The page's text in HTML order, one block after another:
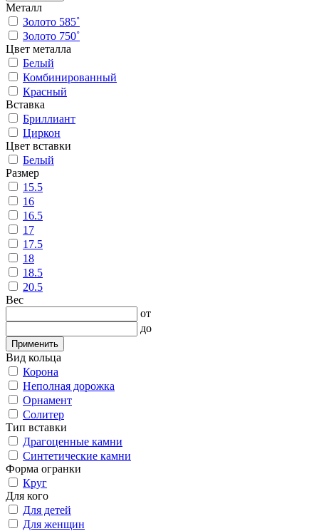
Металл
Золото 585˚
Золото 750˚
Цвет металла
Белый
Комбинированный
Красный
Вставка
Бриллиант
Циркон
Цвет вставки
Белый
Размер
15.5
16
16.5
17
17.5
18
18.5
20.5
Вес
от
до
Применить
Вид кольца
Корона
Неполная дорожка
Орнамент
Солитер
Тип вставки
Драгоценные камни
Синтетические камни
Форма огранки
Круг
Для кого
Для детей
Для женщин